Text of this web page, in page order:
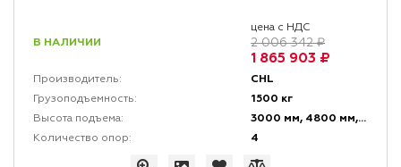
В НАЛИЧИИ
цена с НДС
2 006 342 ₽
1 865 903 ₽
Производитель: CHL
Грузоподъемность: 1500 кг
Высота подъема: 3000 мм, 4800 мм, 6000 мм
Количество опор: 4